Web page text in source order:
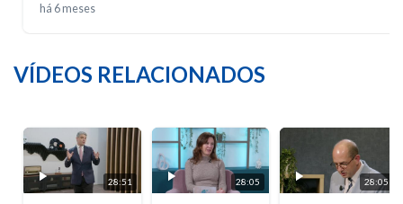
há 6 meses
VÍDEOS RELACIONADOS
28:51 28:05 28:05